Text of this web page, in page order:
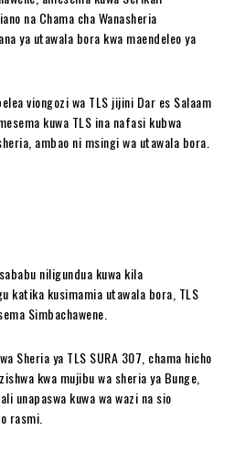
na Chama cha Wanasheria
ya utawala bora kwa maendeleo ya
viongozi wa TLS jijini Dar es Salaam
kuwa TLS ina nafasi kubwa
ambao ni msingi wa utawala bora.
niligundua kuwa kila
katika kusimamia utawala bora, TLS
Simbachawene.
Sheria ya TLS SURA 307, chama hicho
kwa mujibu wa sheria ya Bunge,
unapaswa kuwa wa wazi na sio
rasmi.